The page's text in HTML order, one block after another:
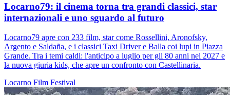
Locarno79: il cinema torna tra grandi classici, star
internazionali e uno sguardo al futuro
Locarno79 apre con 233 film, star come Rossellini, Aronofsky,
Argento e Saldaña, e i classici Taxi Driver e Balla coi lupi in Piazza
Grande. Tra i temi caldi: l'anticipo a luglio per gli 80 anni nel 2027 e
la nuova giuria kids, che apre un confronto con Castellinaria.
Locarno Film Festival